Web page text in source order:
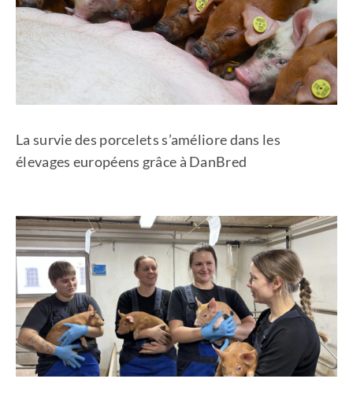
La survie des porcelets s’améliore dans les
élevages européens grâce à DanBred